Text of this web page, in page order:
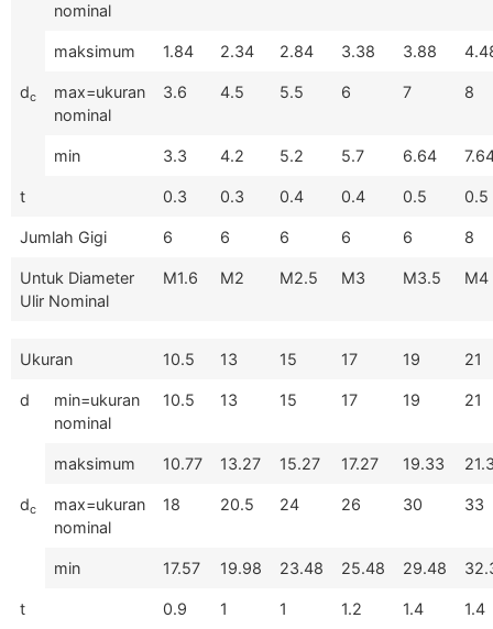
nominal
maksimum 1.84 2.34 2.84 3.38 3.88
dc
max=ukuran
nominal
3.6 4.5 5.5 6 7 8
min 3.3 4.2 5.2 5.7 6.64
t 0.3 0.3 0.4 0.4 0.5 0.5
Jumlah Gigi 6 6 6 6 6 8
Untuk Diameter
Ulir Nominal
M1.6 M2 M2.5 M3 M3.5 M4
Ukuran 10.5 13 15 17 19 21
d
min=ukuran
nominal
10.5 13 15 17 19 21
maksimum 10.77 13.27 15.27 17.27 19.33
dc
max=ukuran
nominal
18 20.5 24 26 30 33
min 17.57 19.98 23.48 25.48 29.48
t 0.9 1 1 1.2 1.4 1.4